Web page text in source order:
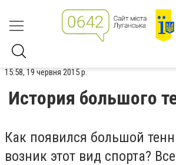
15:58, 19 червня 2015 р.
История большого
Как появился большой
возник этот вид спорта?